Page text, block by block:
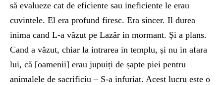
să evalueze cat de eficiente sau ineficiente le erau
cuvintele. El era profund firesc. Era sincer. Il durea
inima cand L-a văzut pe Lazăr in mormant. Și a plans.
Cand a văzut, chiar la intrarea in templu, și nu in afara
lui, că [oamenii] erau jupuiți de șapte piei pentru
animalele de sacrificiu – S-a infuriat. Acest lucru este o